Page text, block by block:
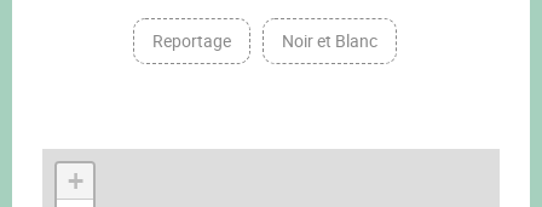
Reportage Noir et Blanc
+